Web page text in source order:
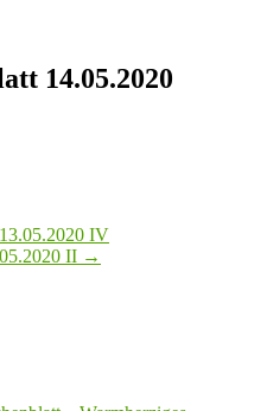
14.05.2020
IV
II →